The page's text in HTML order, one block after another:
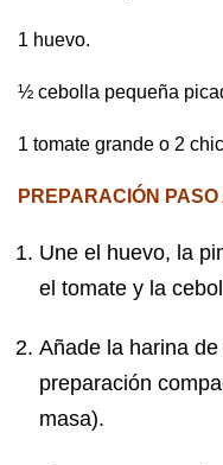
1 huevo.
½ cebolla pequeña
1 tomate grande o 2
PREPARACIÓN PASO
Une el huevo, la
el tomate y la
Añade la harina
preparación
masa).